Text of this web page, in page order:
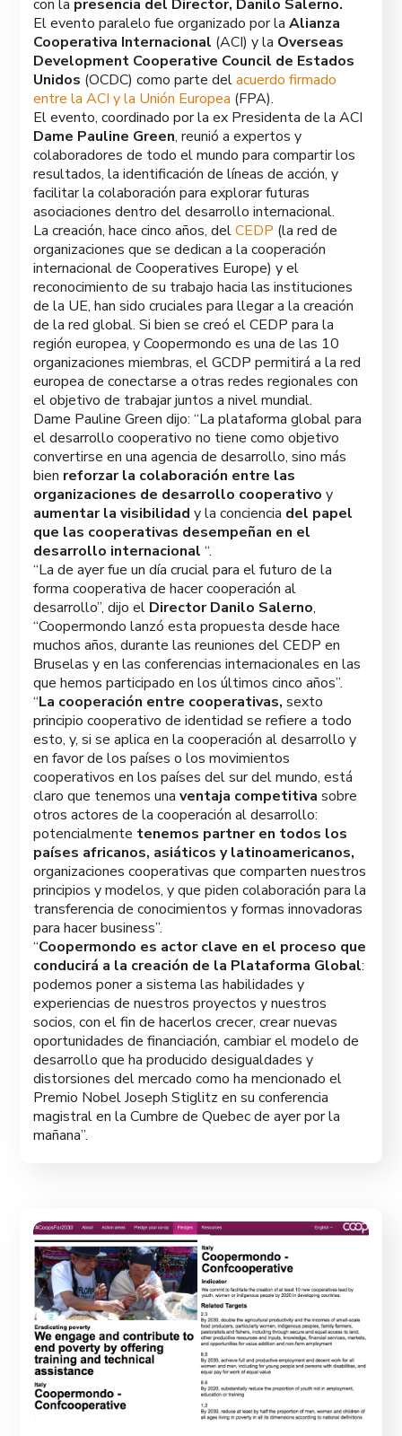
con la presencia del Director, Danilo Salerno.
El evento paralelo fue organizado por laAlianza
Cooperativa Internacional (ACI) y la Overseas
Development Cooperative Council de Estados
Unidos (OCDC) como parte delacuerdo firmado
entre la ACI y la Unión Europea (FPA).
El evento, coordinado por la ex Presidenta de la ACI
Dame Pauline Green, reunió a expertos y
colaboradores de todo el mundo para compartir los
resultados, la identificación de líneas de acción, y
facilitar la colaboración para explorar futuras
asociaciones dentro del desarrollo internacional.
La creación, hace cinco años, delCEDP (la red de
organizaciones que se dedican a la cooperación
internacional de Cooperatives Europe) y el
reconocimiento de su trabajo hacia las instituciones
de la UE, han sido cruciales para llegar a la creación
de la red global. Si bien se creó el CEDP para la
región europea, y Coopermondo es una de las 10
organizaciones miembras, el GCDP permitirá a la red
europea de conectarse a otras redes regionales con
el objetivo de trabajar juntos a nivel mundial.
Dame Pauline Green dijo: “La plataforma global para
el desarrollo cooperativo no tiene como objetivo
convertirse en una agencia de desarrollo, sino más
bien reforzar la colaboración entre las
organizaciones de desarrollo cooperativo y
aumentar la visibilidady la conciencia del papel
que las cooperativas desempeñan en el
desarrollo internacional “.
“La de ayer fue un día crucial para el futuro de la
forma cooperativa de hacer cooperación al
desarrollo”, dijo el Director Danilo Salerno,
“Coopermondo lanzó esta propuesta desde hace
muchos años, durante las reuniones del CEDP en
Bruselas y en las conferencias internacionales en las
que hemos participado en los últimos cinco años”.
“La cooperación entre cooperativas, sexto
principio cooperativo de identidad se refiere a todo
esto, y, si se aplica en la cooperación al desarrollo y
en favor de los países o los movimientos
cooperativos en los países del sur del mundo, está
claro que tenemos una ventaja competitiva sobre
otros actores de la cooperación al desarrollo:
potencialmente tenemos partner en todos los
países africanos, asiáticos y latinoamericanos,
organizaciones cooperativas que comparten nuestros
principios y modelos, y que piden colaboración para la
transferencia de conocimientos y formas innovadoras
para hacer business”.
“Coopermondo es actor clave en el proceso que
conducirá a la creación de la Plataforma Global:
podemos poner a sistema las habilidades y
experiencias de nuestros proyectos y nuestros
socios, con el fin de hacerlos crecer, crear nuevas
oportunidades de financiación, cambiar el modelo de
desarrollo que ha producido desigualdades y
distorsiones del mercado como ha mencionado el
Premio Nobel Joseph Stiglitz en su conferencia
magistral en la Cumbre de Quebec de ayer por la
mañana”.